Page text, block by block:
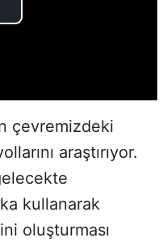
çevremizdeki
araştırıyor.
kullanarak
oluşturması